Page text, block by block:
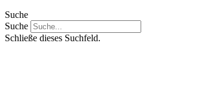
Suche
Suche
Schließe dieses Suchfeld.